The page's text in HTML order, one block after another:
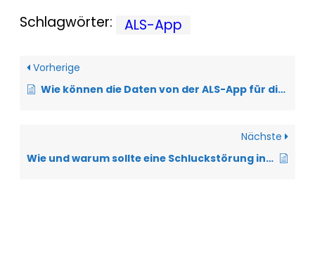
Schlagwörter: ALS-App
Vorherige
Wie können die Daten von der ALS-App für die Forschung genutzt werden?
Nächste
Wie und warum sollte eine Schluckstörung in der ALS-App dokumentiert werden?